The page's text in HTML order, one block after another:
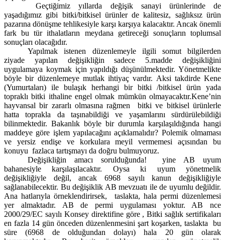
Geçtiğimiz yıllarda değişik sanayi ürünlerinde de
yaşadığımız gibi bitki/bitkisel ürünler de kalitesiz, sağlıksız ürün
pazarına dönüşme tehlikesiyle karşı karşıya kalacaktır. Ancak önemli
fark bu tür ithalatların meydana getireceği sonuçların toplumsal
sonuçları olacağıdır.
Yapılmak istenen düzenlemeyle ilgili somut bilgilerden
ziyade yapılan değişikliğin sadece 5.madde değişikliğini
uygulamaya koymak için yapıldığı düşünülmektedir. Yönetmelikte
böyle bir düzenlemeye mutlak ihtiyaç vardır. Aksi takdirde Kene
(Yumurtaları) ile bulaşık herhangi bir bitki /bitkisel ürün yada
topraklı bitki ithaline engel olmak mümkün olmayacaktır.Kene’nin
hayvansal bir zararlı olmasına rağmen
bitki ve bitkisel ürünlerle
hatta toprakla da taşınabildiği ve yaşamlarını sürdürülebildiği
bilinmektedir. Bakanlık böyle bir durumla karşılaşıldığında hangi
maddeye göre işlem yapılacağını açıklamalıdır? Polemik olmaması
ve yersiz endişe ve korkulara meyil vermemesi açısından bu
konuyu fazlaca tartışmayı da doğru bulmuyoruz.
Değişikliğin amacı sorulduğunda!
yine AB uyum
bahanesiyle karşılaşılacaktır. Oysa ki uyum yönetmelik
değişikliğiyle değil, ancak 6968 sayılı kanun değişikliğiyle
sağlanabilecektir. Bu değişiklik AB mevzuatı ile de uyumlu değildir.
Ana hatlarıyla örneklendirirsek,
taslakta, hala permi düzenlemesi
yer almaktadır. AB de permi uygulaması yoktur. AB nce
2000/29/EC sayılı Konsey direktifine göre , Bitki sağlık sertifikaları
en fazla 14 gün önceden düzenlenmesini şart koşarken, taslakta
bu
süre (6968 de olduğundan dolayı) hala 20 gün olarak